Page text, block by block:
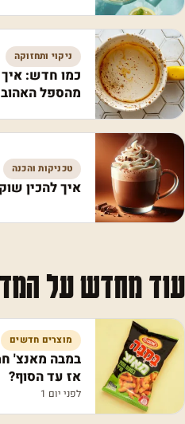
ניקוי ותחזוקה
כמו חדש:
מהספל האהוב
טכניקות והכנה
איך להכין
עוד מחדש על
מוצרים חדשים
במבה מאנצ'
אז עד הסוף?
לפני יום 1